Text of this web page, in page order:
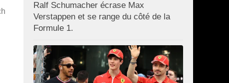
Ralf Schumacher écrase Max
Verstappen et se range du côté de la
Formule 1.